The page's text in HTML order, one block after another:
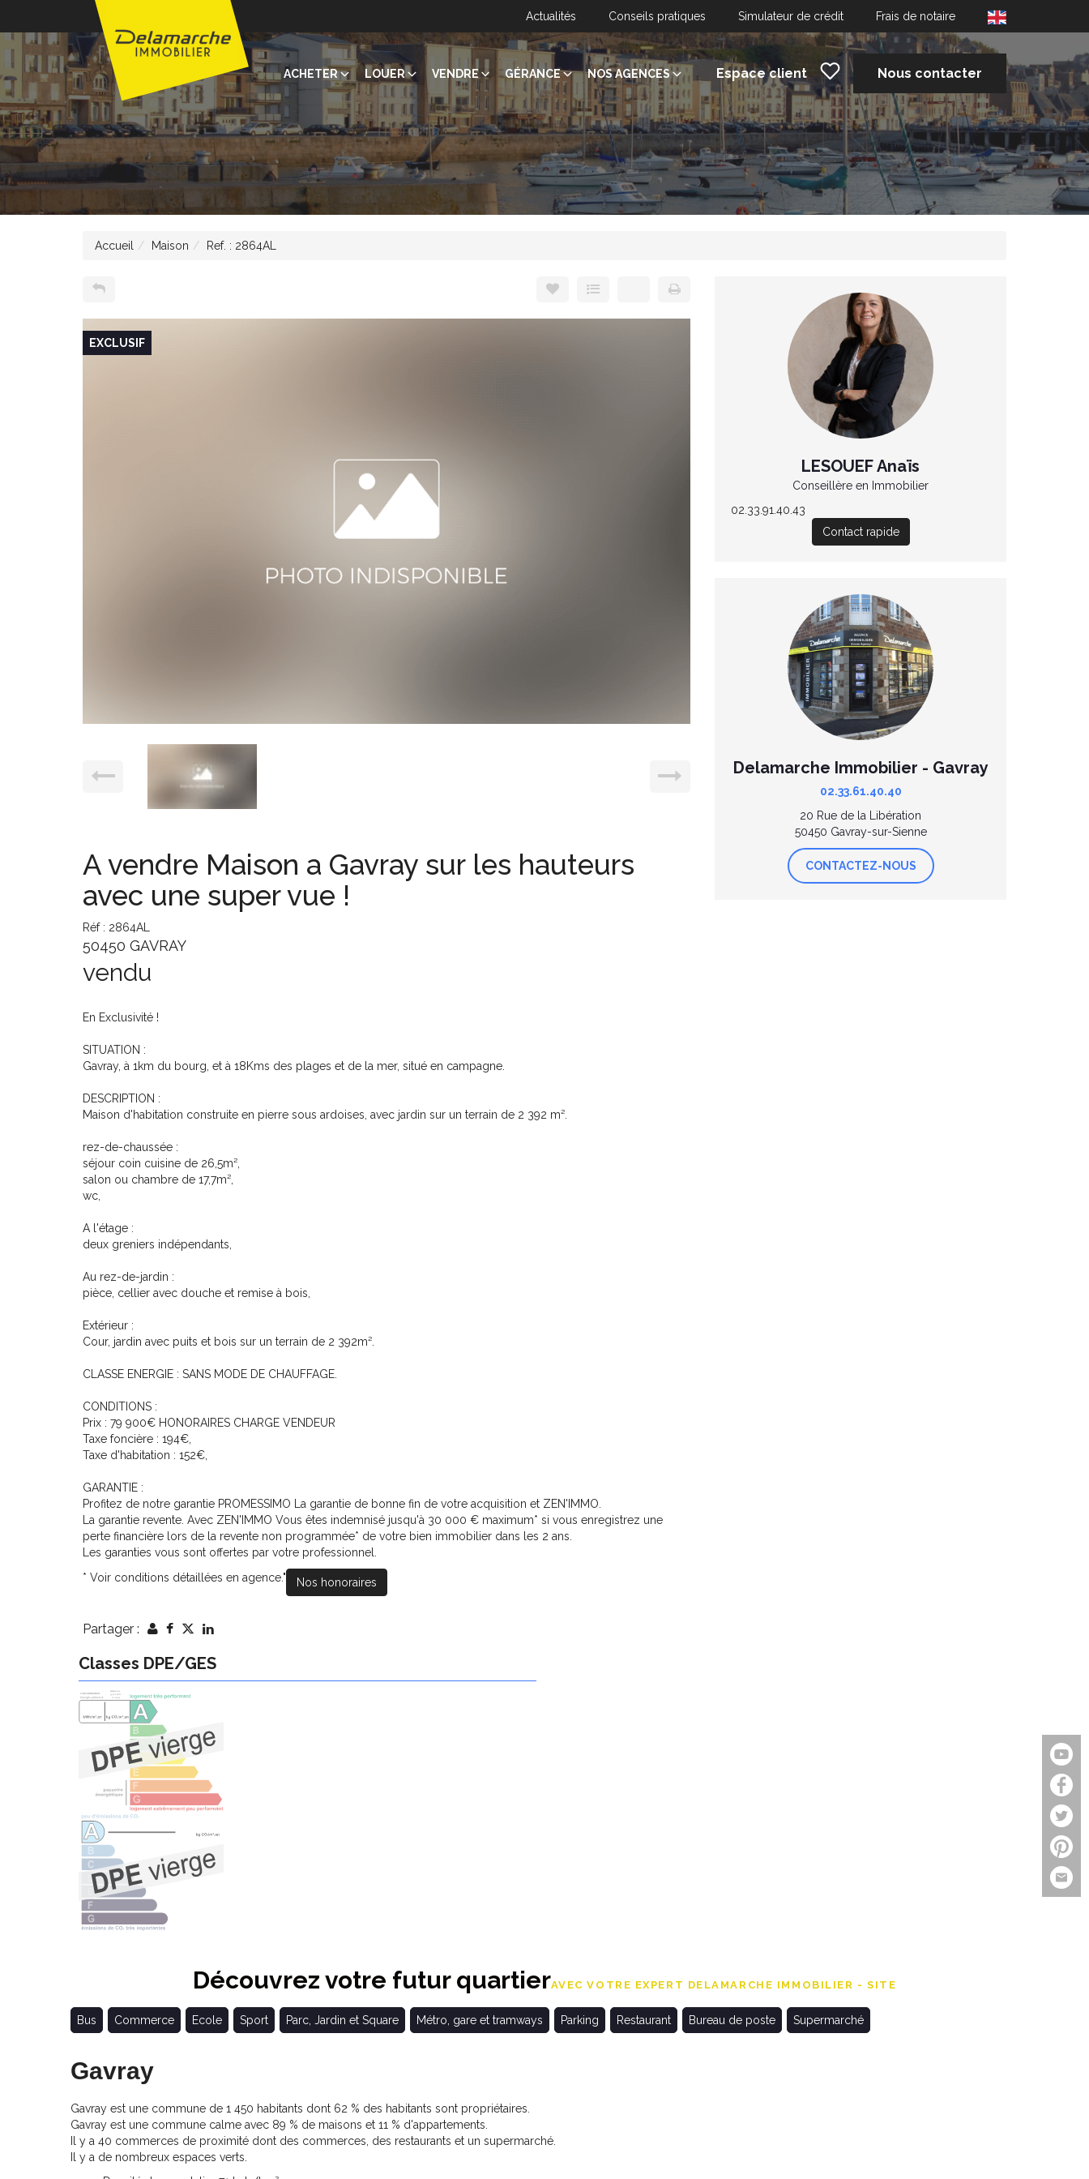
Actualités Conseils pratiques Simulateur de crédit Frais de notaire
ACHETER LOUER VENDRE GÉRANCE NOS AGENCES Espace client Nous contacter
Accueil Maison Ref. : 2864AL
EXCLUSIF
A vendre Maison a Gavray sur les hauteurs
avec une super vue !
Réf : 2864AL
50450 GAVRAY
vendu
En Exclusivité !
SITUATION :
Gavray, à 1km du bourg, et à 18Kms des plages et de la mer, situé en campagne.
DESCRIPTION :
Maison d'habitation construite en pierre sous ardoises, avec jardin sur un terrain de 2 392 m².
rez-de-chaussée :
séjour coin cuisine de 26,5m²,
salon ou chambre de 17,7m²,
wc,
A l'étage :
deux greniers indépendants,
Au rez-de-jardin :
pièce, cellier avec douche et remise à bois,
Extérieur :
Cour, jardin avec puits et bois sur un terrain de 2 392m².
CLASSE ENERGIE : SANS MODE DE CHAUFFAGE.
CONDITIONS :
Prix : 79 900€ HONORAIRES CHARGE VENDEUR
Taxe foncière : 194€,
Taxe d'habitation : 152€,
GARANTIE :
Profitez de notre garantie PROMESSIMO La garantie de bonne fin de votre acquisition et ZEN'IMMO.
La garantie revente. Avec ZEN'IMMO Vous êtes indemnisé jusqu'à 30 000 € maximum* si vous enregistrez une
perte financière lors de la revente non programmée* de votre bien immobilier dans les 2 ans.
Les garanties vous sont offertes par votre professionnel.
* Voir conditions détaillées en agence."
Nos honoraires
Partager :
LESOUEF Anaïs
Conseillère en Immobilier
02.33.91.40.43
Contact rapide
Delamarche Immobilier - Gavray
02.33.61.40.40
20 Rue de la Libération
50450 Gavray-sur-Sienne
CONTACTEZ-NOUS
Classes DPE/GES
Découvrez votre futur quartierAVEC VOTRE EXPERT DELAMARCHE IMMOBILIER - SITE
Bus Commerce Ecole Sport Parc, Jardin et Square Métro, gare et tramways Parking Restaurant Bureau de poste Supermarché
Gavray
Gavray est une commune de 1 450 habitants dont 62 % des habitants sont propriétaires.
Gavray est une commune calme avec 89 % de maisons et 11 % d'appartements.
Il y a 40 commerces de proximité dont des commerces, des restaurants et un supermarché.
Il y a de nombreux espaces verts.